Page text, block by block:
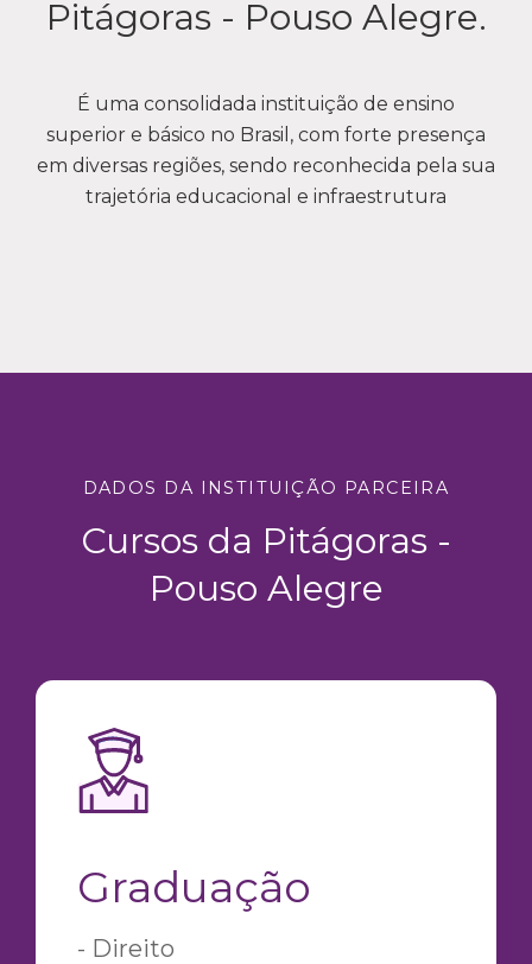
Pitágoras - Pouso Alegre.
É uma consolidada instituição de ensino
superior e básico no Brasil, com forte presença
em diversas regiões, sendo reconhecida pela sua
trajetória educacional e infraestrutura
DADOS DA INSTITUIÇÃO PARCEIRA
Cursos da Pitágoras -
Pouso Alegre
Graduação
- Direito